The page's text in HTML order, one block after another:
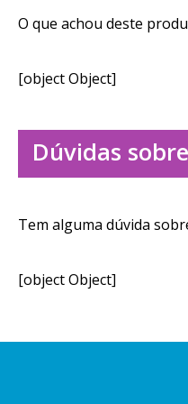
O que achou deste
[object Object]
Dúvidas
Tem alguma dúvida
[object Object]